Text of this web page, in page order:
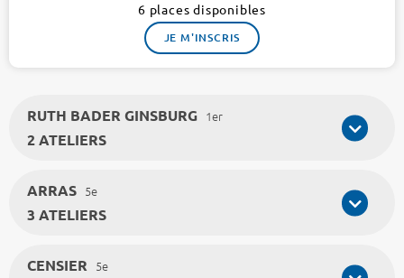
6 places disponibles
JE M'INSCRIS
RUTH BADER GINSBURG 1er
2 ATELIERS
ARRAS 5e
3 ATELIERS
CENSIER 5e